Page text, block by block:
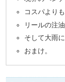
コスパより
リールの注
そして大雨に
おまけ。